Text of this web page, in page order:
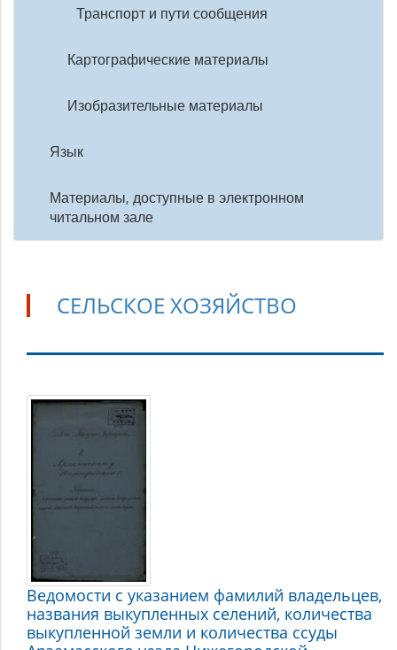
Транспорт и пути сообщения
Картографические материалы
Изобразительные материалы
Язык
Материалы, доступные в электронном
читальном зале
СЕЛЬСКОЕ ХОЗЯЙСТВО
Сельское
хозяйство
Ведомости с указанием фамилий владельцев,
названия выкупленных селений, количества
выкупленной земли и количества ссуды